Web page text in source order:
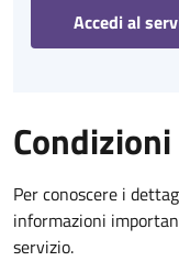
Accedi al
Per conoscere i
informazioni
servizio.